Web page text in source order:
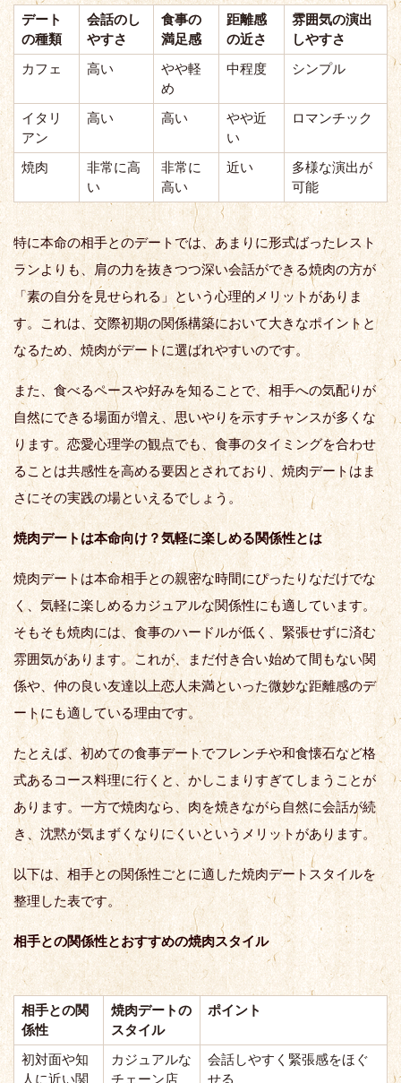
デート
の種類
会話のし
やすさ
食事の
満足感
距離感
の近さ
雰囲気の演出
しやすさ
カフェ
高い
やや軽
め
中程度 シンプル
イタリ
アン
高い 高い
やや近
い
ロマンチック
焼肉
非常に高
い
非常に
高い
近い
多様な演出が
可能
特に本命の相手とのデートでは、あまりに形式ばったレスト
ランよりも、肩の力を抜きつつ深い会話ができる焼肉の方が
「素の自分を見せられる」という心理的メリットがありま
す。これは、交際初期の関係構築において大きなポイントと
なるため、焼肉がデートに選ばれやすいのです。
また、食べるペースや好みを知ることで、相手への気配りが
自然にできる場面が増え、思いやりを示すチャンスが多くな
ります。恋愛心理学の観点でも、食事のタイミングを合わせ
ることは共感性を高める要因とされており、焼肉デートはま
さにその実践の場といえるでしょう。
焼肉デートは本命向け？気軽に楽しめる関係性とは
焼肉デートは本命相手との親密な時間にぴったりなだけでな
く、気軽に楽しめるカジュアルな関係性にも適しています。
そもそも焼肉には、食事のハードルが低く、緊張せずに済む
雰囲気があります。これが、まだ付き合い始めて間もない関
係や、仲の良い友達以上恋人未満といった微妙な距離感のデ
ートにも適している理由です。
たとえば、初めての食事デートでフレンチや和食懐石など格
式あるコース料理に行くと、かしこまりすぎてしまうことが
あります。一方で焼肉なら、肉を焼きながら自然に会話が続
き、沈黙が気まずくなりにくいというメリットがあります。
以下は、相手との関係性ごとに適した焼肉デートスタイルを
整理した表です。
相手との関係性とおすすめの焼肉スタイル
相手との関
係性
焼肉デートの
スタイル
ポイント
初対面や知
人に近い関
カジュアルな
チェーン店
会話しやすく緊張感をほぐ
せる